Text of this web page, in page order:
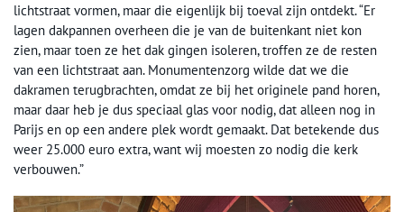
lichtstraat vormen, maar die eigenlijk bij toeval zijn ontdekt. “Er
lagen dakpannen overheen die je van de buitenkant niet kon
zien, maar toen ze het dak gingen isoleren, troffen ze de resten
van een lichtstraat aan. Monumentenzorg wilde dat we die
dakramen terugbrachten, omdat ze bij het originele pand horen,
maar daar heb je dus speciaal glas voor nodig, dat alleen nog in
Parijs en op een andere plek wordt gemaakt. Dat betekende dus
weer 25.000 euro extra, want wij moesten zo nodig die kerk
verbouwen.”